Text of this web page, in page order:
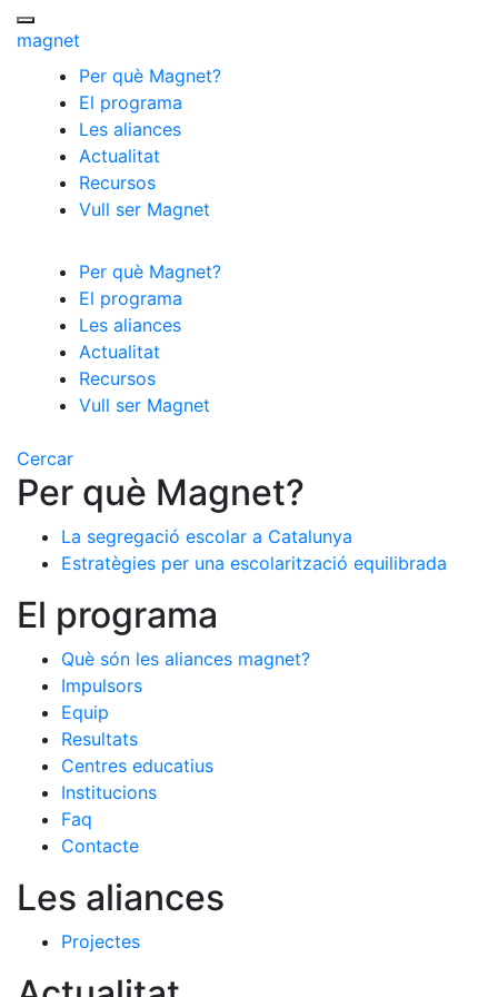
Menú
magnet
Per què Magnet?
El programa
Les aliances
Actualitat
Recursos
Vull ser Magnet
Per què Magnet?
El programa
Les aliances
Actualitat
Recursos
Vull ser Magnet
Cercar
Per què Magnet?
La segregació escolar a Catalunya
Estratègies per una escolarització equilibrada
El programa
Què són les aliances magnet?
Impulsors
Equip
Resultats
Centres educatius
Institucions
Faq
Contacte
Les aliances
Projectes